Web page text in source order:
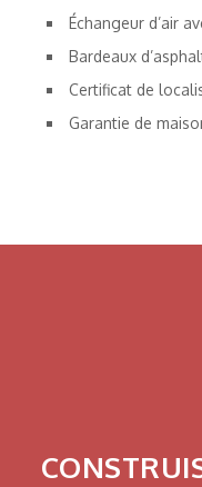
Échangeur d’air
Bardeaux
Certificat de
Garantie de